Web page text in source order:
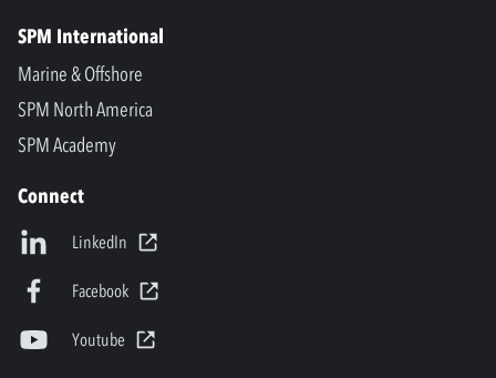
SPM International
Marine & Offshore
SPM North America
SPM Academy
Connect
LinkedIn
Facebook
Youtube